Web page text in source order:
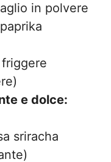
in polvere
e dolce:
sriracha